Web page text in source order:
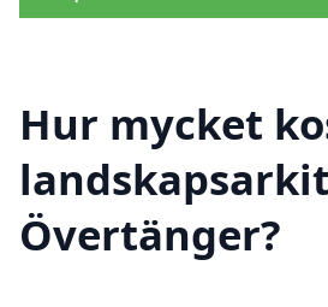
Hur mycket
Övertänger?